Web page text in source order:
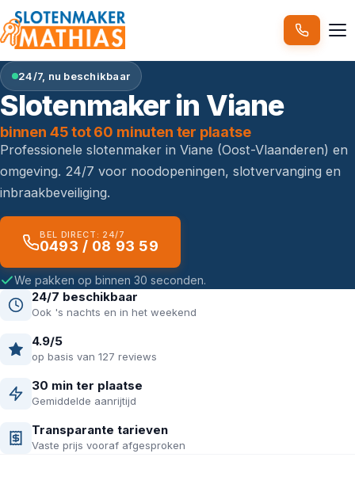
24/7, nu beschikbaar
Slotenmaker in Viane
binnen 45 tot 60 minuten ter plaatse
Professionele slotenmaker in Viane (Oost-Vlaanderen) en
omgeving. 24/7 voor noodopeningen, slotvervanging en
inbraakbeveiliging.
BEL DIRECT: 24/7
0493 / 08 93 59
We pakken op binnen 30 seconden.
24/7 beschikbaar
Ook 's nachts en in het weekend
4.9/5
op basis van 127 reviews
30 min ter plaatse
Gemiddelde aanrijtijd
Transparante tarieven
Vaste prijs vooraf afgesproken